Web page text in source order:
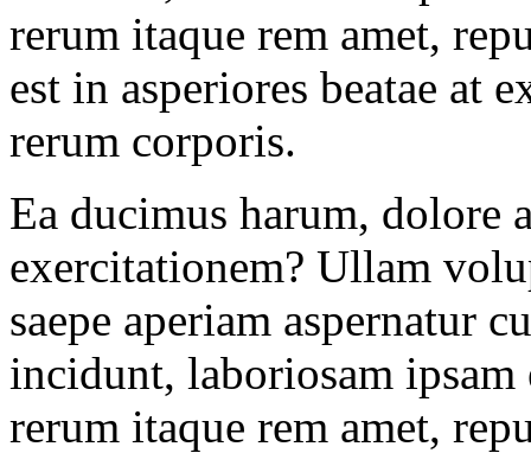
rerum itaque rem amet,
est in asperiores beatae at
rerum corporis.
Ea ducimus harum, dolore
exercitationem? Ullam
saepe aperiam aspernatur
incidunt, laboriosam
rerum itaque rem amet,